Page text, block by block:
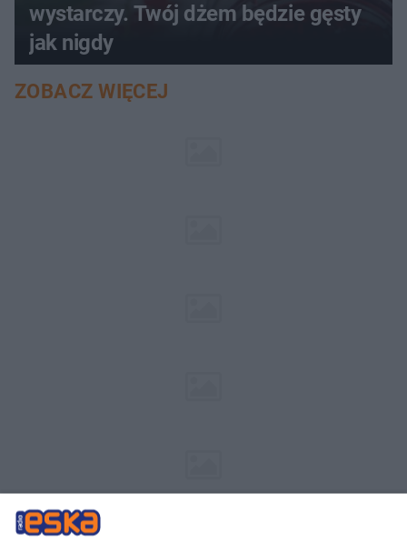
wystarczy. Twój dżem będzie gęsty
jak nigdy
ZOBACZ WIĘCEJ